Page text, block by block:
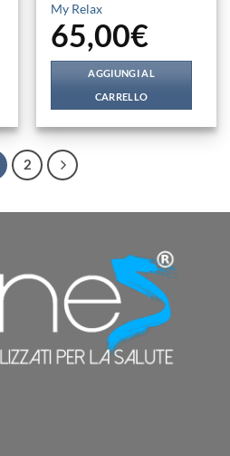
My Relax
65,00€
AGGIUNGI AL
CARRELLO
2